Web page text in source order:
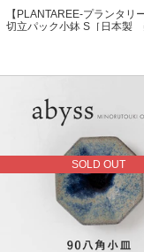
【PLANTAREE-プランタリ
切立パック小鉢 S［日本製
SOLD OUT